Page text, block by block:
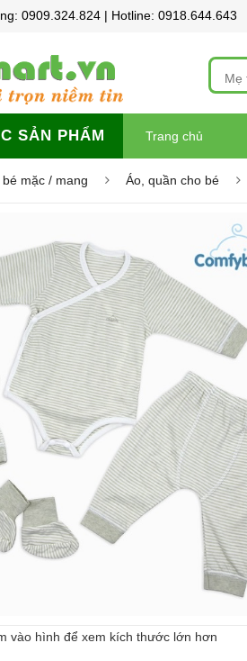
0909.324.824 | Hotline: 0918.644.643
SẢN PHẨM Trang chủ
bé mặc / mang Áo, quần cho bé
vào hình để xem kích thước lớn hơn